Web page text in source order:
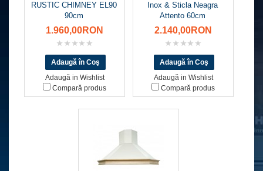
RUSTIC CHIMNEY EL90
90cm
1.960,00RON
Adaugă in Wishlist
Compară produs
Inox & Sticla Neagra
Attento 60cm
2.140,00RON
Adaugă in Wishlist
Compară produs